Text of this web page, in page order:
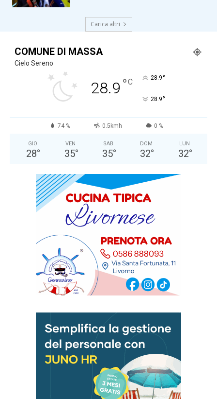
Carica altri
COMUNE DI MASSA
Cielo Sereno
28.9 °C 28.9°
28.9°
74 % 0.5kmh 0 %
GIO
28°
VEN
35°
SAB
35°
DOM
32°
LUN
32°